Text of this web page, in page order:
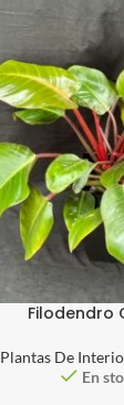
Filodendro
Plantas De
En